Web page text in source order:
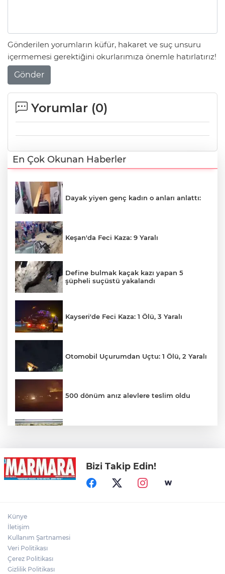
Gönderilen yorumların küfür, hakaret ve suç unsuru
içermemesi gerektiğini okurlarımıza önemle hatırlatırız!
Gönder
Yorumlar (0)
En Çok Okunan Haberler
Dayak yiyen genç kadın o anları anlattı:
Keşan'da Feci Kaza: 9 Yaralı
Define bulmak kaçak kazı yapan 5
şüpheli suçüstü yakalandı
Kayseri'de Feci Kaza: 1 Ölü, 3 Yaralı
Otomobil Uçurumdan Uçtu: 1 Ölü, 2 Yaralı
500 dönüm anız alevlere teslim oldu
Motosiklet Kazası Can Aldı
Bizi Takip Edin!
Künye
İletişim
Kullanım Şartnamesi
Veri Politikası
Çerez Politikası
Gizlilik Politikası